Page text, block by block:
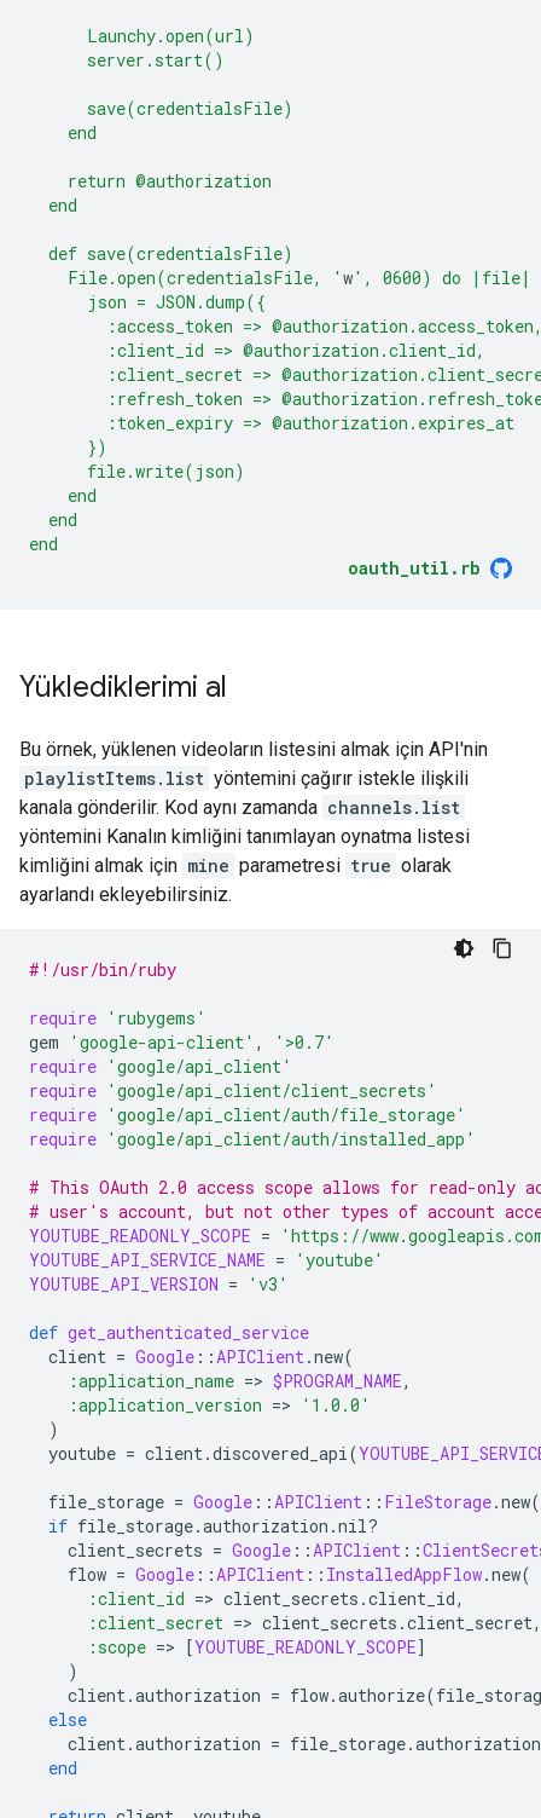
      Launchy.open(url)
      server.start()
      save(credentialsFile)
    end
    return @authorization
  end
  def save(credentialsFile)
    File.open(credentialsFile, '
w', 0600) do |file|
      json = JSON.dump({
:access_token =>
        :client_id => @authorization.client_id,
:client_secret =>
:refresh_token =>
        :token_expiry => @authorization.expires_at
      })
      file.write(json)
    end
  end
end
oauth_util.rb
Yüklediklerimi al
Bu örnek, yüklenen videoların listesini almak için API'nin
playlistItems.list yöntemini çağırır istekle ilişkili
kanala gönderilir. Kod aynı zamanda channels.list
yöntemini Kanalın kimliğini tanımlayan oynatma listesi
kimliğini almak için mine parametresi true olarak
ayarlandı ekleyebilirsiniz.
#!/usr/bin/ruby
require 'rubygems'
gem
'google-api-client' ,
'>0.7'
require 'google/api_client'
require 'google/api_client/client_secrets'
require 'google/api_client/auth/file_storage'
require 'google/api_client/auth/installed_app'
# This OAuth 2.0 access scope allows for read-only
# user's account, but not other types of account
YOUTUBE_READONLY_SCOPE =
'https://
YOUTUBE_API_SERVICE_NAME =
'youtube'
YOUTUBE_API_VERSION = 'v3'
def get_authenticated_service
client = Google ::APIClient.new(
:application_name => $PROGRAM_NAME,
:application_version =>
'1.0.0'
)
youtube = client.discovered_api(
file_storage = Google ::APIClient :: FileStorage.new(
if file_storage.authorization .nil?
client_secrets = Google ::APIClient ::
flow = Google ::APIClient :: InstalledAppFlow.new(
:client_id => client_secrets .client_id,
:client_secret => client_secrets .client_secret,
:scope => [YOUTUBE_READONLY_SCOPE]
)
client.authorization = flow.authorize(
else
client.authorization = file_storage.authorization
end